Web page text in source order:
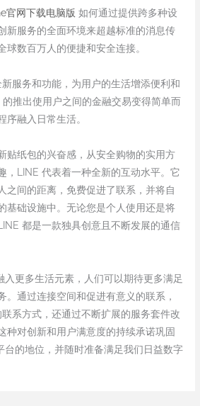
官网下载电脑版 如何通过提供跨多种设
新服务的全面环境来超越标准的消息传
球数百万人的便捷和安全连接。
服务和功能，为用户的生活增添便利和
推出使用户之间的金融交易变得简单而
序融入日常生活。
贴纸包的兴奋感，从安全购物的实用方
，LINE 代表着一种全新的互动水平。它
之间的距离，免费促进了联系，并将自
基础设施中。无论您是个人使用还是将
都是一款独具创意且不断发展的通信
入更多生活元素，人们可以期待更多满足
。通过连接空间和促进有意义的联系，
系方式，还通过不断扩展的服务套件改
种对创新和用户满意度的持续承诺巩固
台的地位，并随时准备满足我们日益数字